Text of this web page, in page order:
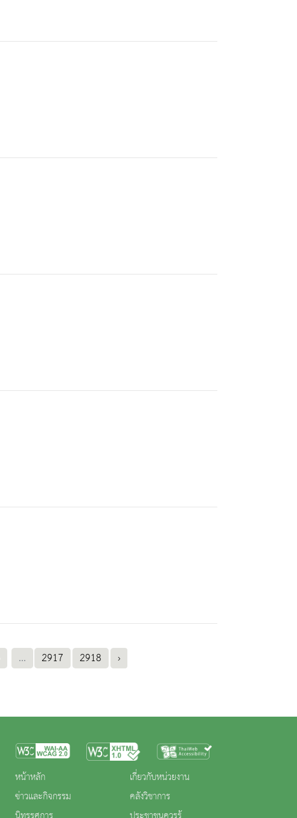
... 2917 2918 ›
หน้าหลัก
ข่าวและกิจกรรม
เกี่ยวกับหน่วยงาน
คลังวิชาการ